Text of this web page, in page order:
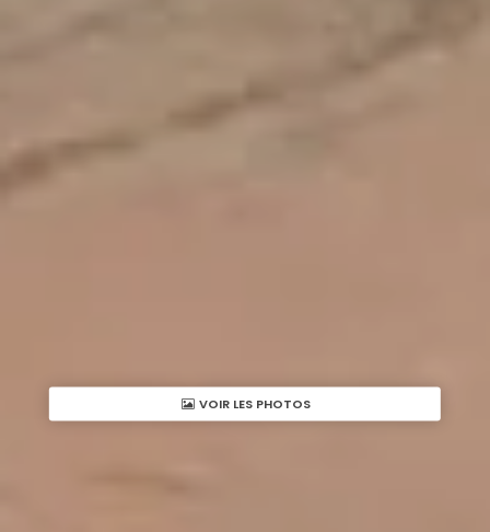
VOIR LES PHOTOS